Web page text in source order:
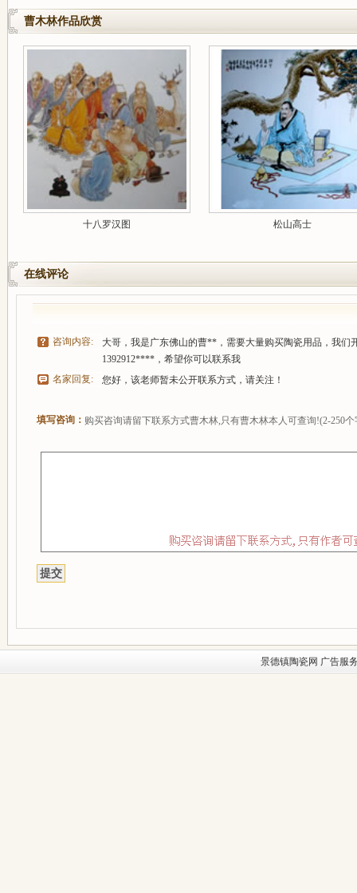
曹木林作品欣赏
十八罗汉图 松山高士
在线评论
咨询内容:
大哥，我是广东佛山的曹**，需要大量购买陶瓷用品，我们
1392912****，希望你可以联系我
名家回复:
您好，该老师暂未公开联系方式，请关注！
填写咨询： 购买咨询请留下联系方式曹木林,只有曹木林本人可查询!(2-250个
景德镇陶瓷网 广告服